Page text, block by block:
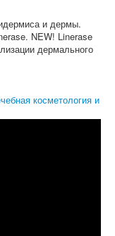
и дермы.
NEW! Linerase
дермального
косметология и